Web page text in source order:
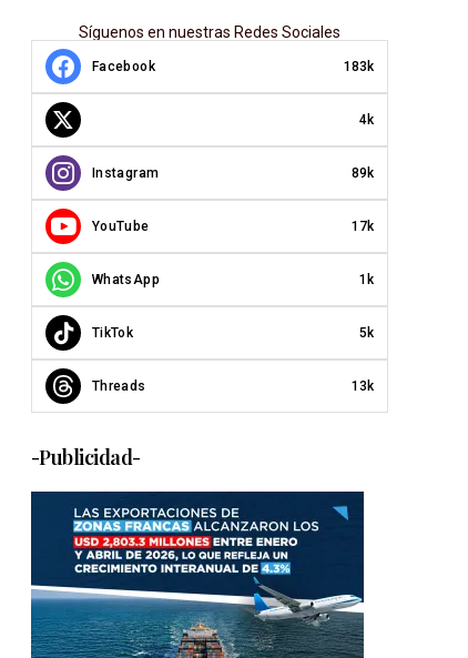
Síguenos en nuestras Redes Sociales
Facebook 183k
4k
Instagram 89k
YouTube 17k
WhatsApp 1k
TikTok 5k
Threads 13k
-Publicidad-